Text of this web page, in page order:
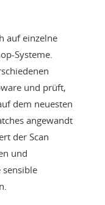
auf einzelne
Systeme.
und prüft,
dem neuesten
angewandt
der Scan
und
sensible